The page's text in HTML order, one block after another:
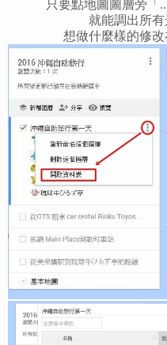
只要點地圖圖層旁「
就能調出所有
想做什麼樣的修改